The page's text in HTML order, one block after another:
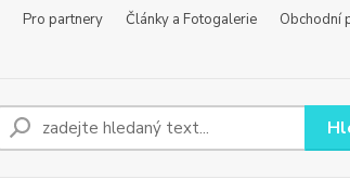
Pro partnery Články a Fotogalerie Obchodní